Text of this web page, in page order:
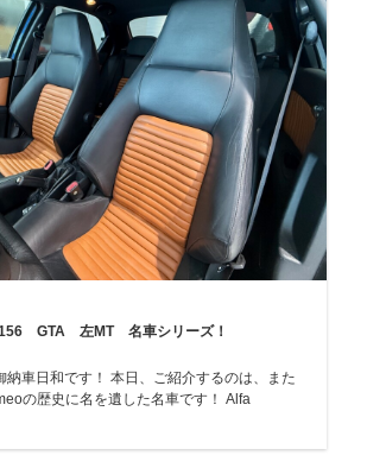
GTA 左MT 名車シリーズ！
本日、ご紹介するのは、また
歴史に名を遺した名車です！ Alfa